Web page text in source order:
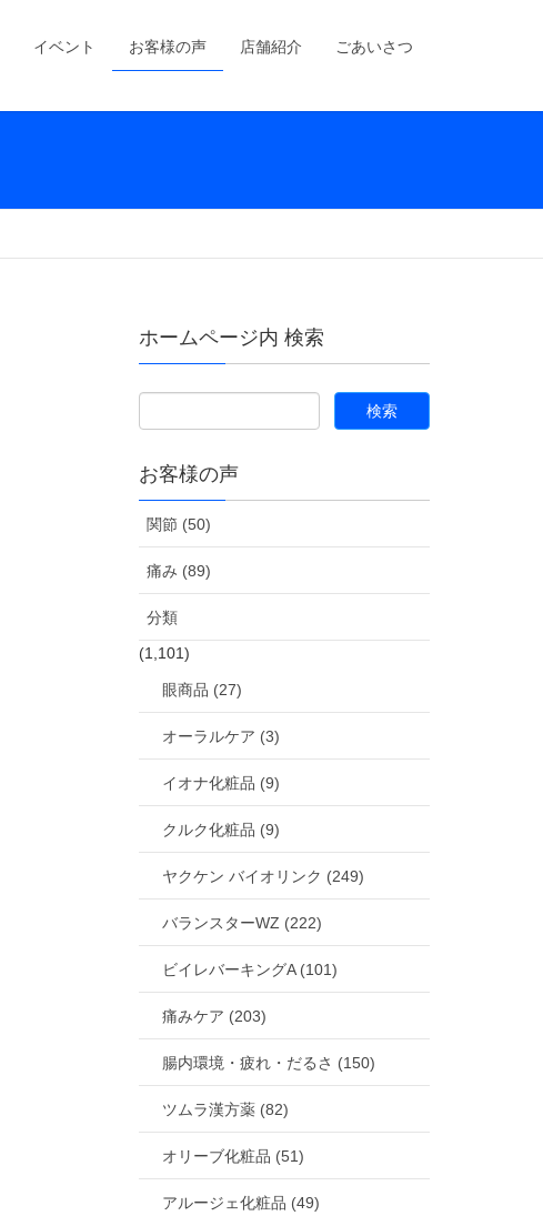
イベント お客様の声 店舗紹介 ごあいさつ
ホームページ内 検索
お客様の声
関節 (50)
痛み (89)
分類
(1,101)
眼商品 (27)
オーラルケア (3)
イオナ化粧品 (9)
クルク化粧品 (9)
ヤクケン バイオリンク (249)
バランスターWZ (222)
ビイレバーキングA (101)
痛みケア (203)
腸内環境・疲れ・だるさ (150)
ツムラ漢方薬 (82)
オリーブ化粧品 (51)
アルージェ化粧品 (49)